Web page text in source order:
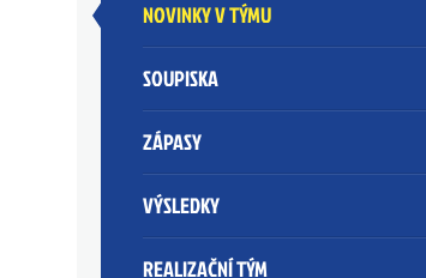
NOVINKY V TÝMU
SOUPISKA
ZÁPASY
VÝSLEDKY
REALIZAČNÍ TÝM